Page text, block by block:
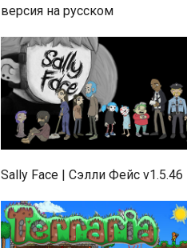
версия на русском
Sally Face | Сэлли Фейс v1.5.46